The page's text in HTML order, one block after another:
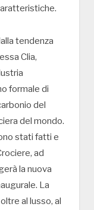
tendenza
Clia,
formale di
del
del mondo.
stati fatti e
ad
la nuova
La
al lusso, al